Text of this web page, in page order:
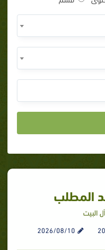
المطلب
آل البيت
2026/08/10